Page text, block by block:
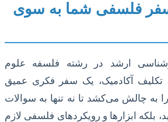
فلسفی شما به سوی
ارشد در رشته فلسفه علوم
تکلیف آکادمیک، یک سفر فکری عمیق
به چالش می‌کشد تا نه تنها به سوالات
بلکه ابزارها و رویکردهای فلسفی لازم